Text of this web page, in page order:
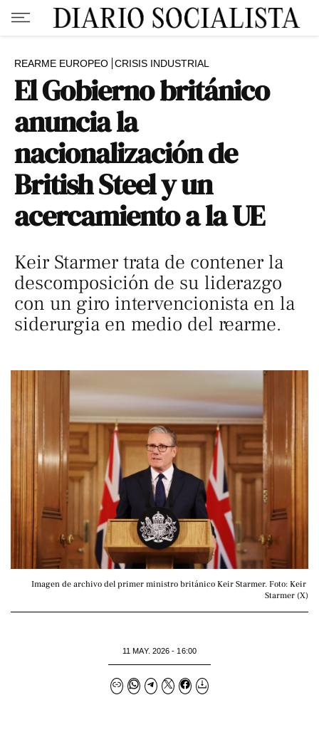
REARME EUROPEO CRISIS INDUSTRIAL
El Gobierno británico
anuncia la
nacionalización de
British Steel y un
acercamiento a la UE
Keir Starmer trata de contener la
descomposición de su liderazgo
con un giro intervencionista en la
siderurgia en medio del rearme.
Imagen de archivo del primer ministro británico Keir Starmer. Foto: Keir
Starmer (X)
11 MAY. 2026 - 16:00